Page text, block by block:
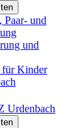
Paar- und
und
für Kinder
Urdenbach